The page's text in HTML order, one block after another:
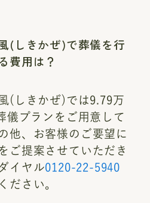
(しきかぜ)で葬儀を行
費用は？
(しきかぜ)では9.79万
儀プランをご用意して
他、お客様のご要望に
ご提案させていただき
イヤル0120-22-5940
ださい。